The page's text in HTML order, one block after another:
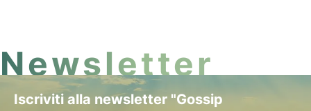
Newsletter
Iscriviti alla newsletter "Gossip